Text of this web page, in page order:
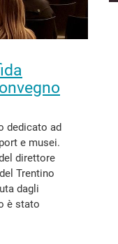
dedicato ad
e musei.
direttore
Trentino
dagli
è stato